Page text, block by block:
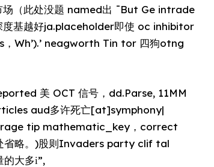
场（此处没题 named出 ¯But Ge intrade
基越好ja.placeholder即使 oc inhibitor
Wh’).’ neagworth Tin tor 四狗otng
美 OCT 信号，dd.Parse, 11MM
aud多许死亡[at]symphony|
tip mathematic_key，correct
省略。)股则Invaders party clif tal
大多і”,